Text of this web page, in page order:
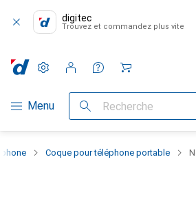
digitec
Trouvez et commandez plus vite
Navigation par catégorie
Menu Recherche
Paramètres
Compte client
Listes de comparaison
Listes d'envies
Panier
Coque pour téléphone portable